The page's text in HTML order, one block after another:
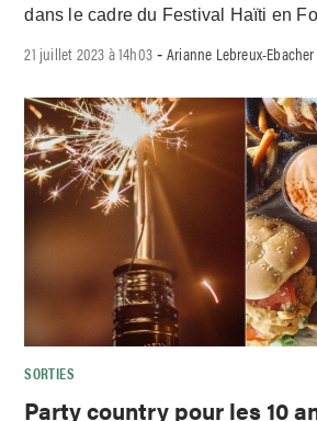
dans le cadre du Festival Haïti en
21 juillet 2023 à 14h03 -Arianne Lebreux-Ebacher
SORTIES
Party country pour les 10